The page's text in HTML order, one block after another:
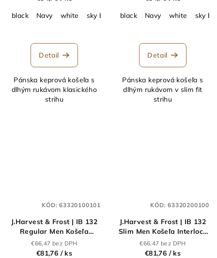
black
Navy white sky blue grey navy stripe sky
Detail
Pánska keprová košeľa s
dlhým rukávom klasického
strihu
black
Navy white sky
Detail
Pánska keprová košeľa s
dlhým rukávom v slim fit
strihu
J.Harvest & Frost | IB 132
Regular Men Košeľa
Interlock s dlhým
rukávom_63.3201
€66,47 bez DPH
€81,76 / ks
KÓD:63320100101
J.Harvest & Frost | IB 132
Slim Men Košeľa Interlock
s dlhým rukávom_63.3202
€66,47 bez DPH
€81,76 / ks
KÓD:63320200100